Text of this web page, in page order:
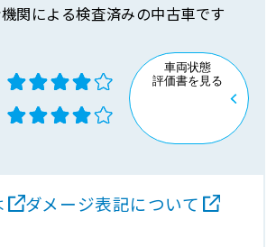
関による検査済みの中古車です
車両状態
評価書を見る
ダメージ表記について